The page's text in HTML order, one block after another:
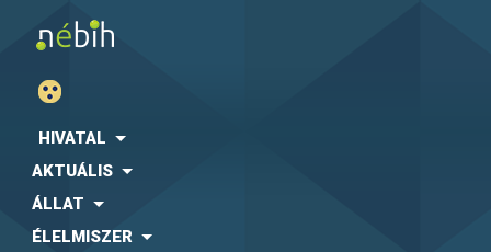
HIVATAL
AKTUÁLIS
ÁLLAT
ÉLELMISZER